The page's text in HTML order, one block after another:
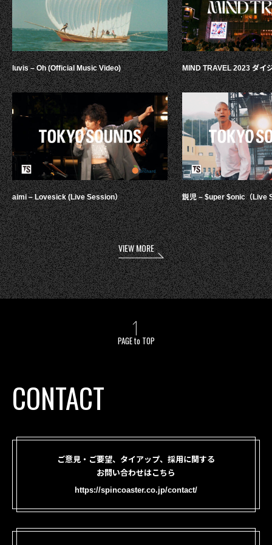
luvis – Oh (Official Music Video)
aimi – Lovesick (Live Session）
MIND TRAVEL 2023 ダイ
鋭児 – $uper $onic（Live
VIEW MORE
PAGE to TOP
CONTACT
ご意見・ご要望、タイアップ、採用に関する
お問い合わせはこちら
https://spincoaster.co.jp/contact/